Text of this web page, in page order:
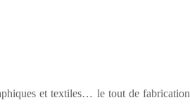
et textiles… le tout de fabrication